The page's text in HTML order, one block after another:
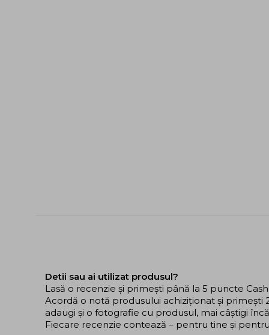
Detii sau ai utilizat produsul?
Lasă o recenzie și primești până la 5 puncte
Acordă o notă produsului achiziționat și primești
adaugi și o fotografie cu produsul, mai câștigi
Fiecare recenzie contează – pentru tine și